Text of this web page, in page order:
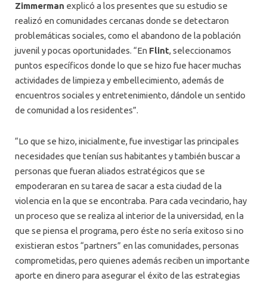
Zimmerman explicó a los presentes que su estudio se
realizó en comunidades cercanas donde se detectaron
problemáticas sociales, como el abandono de la población
juvenil y pocas oportunidades. “En Flint, seleccionamos
puntos específicos donde lo que se hizo fue hacer muchas
actividades de limpieza y embellecimiento, además de
encuentros sociales y entretenimiento, dándole un sentido
de comunidad a los residentes”.
“Lo que se hizo, inicialmente, fue investigar las principales
necesidades que tenían sus habitantes y también buscar a
personas que fueran aliados estratégicos que se
empoderaran en su tarea de sacar a esta ciudad de la
violencia en la que se encontraba. Para cada vecindario, hay
un proceso que se realiza al interior de la universidad, en la
que se piensa el programa, pero éste no sería exitoso si no
existieran estos “partners” en las comunidades, personas
comprometidas, pero quienes además reciben un importante
aporte en dinero para asegurar el éxito de las estrategias